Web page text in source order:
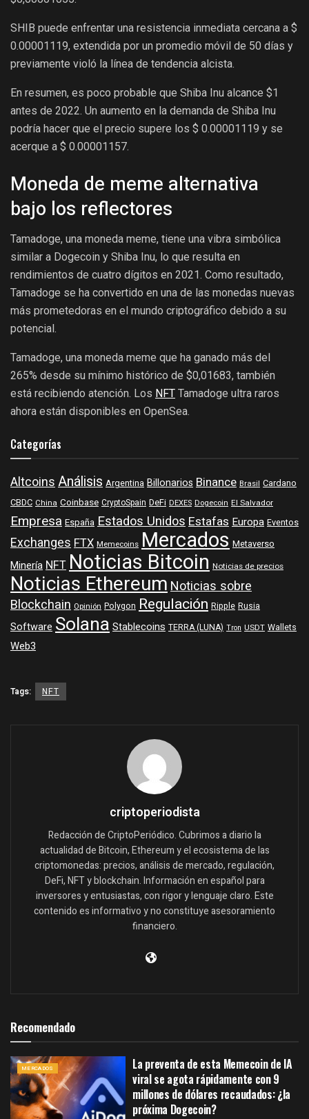
SHIB puede enfrentar una resistencia inmediata cercana a $
0.00001119, extendida por un promedio móvil de 50 días y
previamente violó la línea de tendencia alcista.
En resumen, es poco probable que Shiba Inu alcance $1
antes de 2022. Un aumento en la demanda de Shiba Inu
podría hacer que el precio supere los $ 0.00001119 y se
acerque a $ 0.00001157.
Moneda de meme alternativa
bajo los reflectores
Tamadoge, una moneda meme, tiene una vibra simbólica
similar a Dogecoin y Shiba Inu, lo que resulta en
rendimientos de cuatro dígitos en 2021. Como resultado,
Tamadoge se ha convertido en una de las monedas nuevas
más prometedoras en el mundo criptográfico debido a su
potencial.
Tamadoge, una moneda meme que ha ganado más del
265% desde su mínimo histórico de $0,01683, también
está recibiendo atención. Los NFT Tamadoge ultra raros
ahora están disponibles en OpenSea.
Categorías
AltcoinsAnálisis Argentina BillonariosBinance Brasil Cardano
CBDC China Coinbase CryptoSpain DeFi DEXES Dogecoin El Salvador
Empresa España Estados UnidosEstafasEuropa Eventos
ExchangesFTX Memecoins Mercados Metaverso
MineríaNFTNoticias Bitcoin Noticias de precios
Noticias EthereumNoticias sobre
Blockchain Opinión Polygon Regulación Ripple Rusia
SoftwareSolanaStablecoins TERRA (LUNA) Tron USDT Wallets
Web3
Tags: NFT
criptoperiodista
Redacción de CriptoPeriódico. Cubrimos a diario la
actualidad de Bitcoin, Ethereum y el ecosistema de las
criptomonedas: precios, análisis de mercado, regulación,
DeFi, NFT y blockchain. Información en español para
inversores y entusiastas, con rigor y lenguaje claro. Este
contenido es informativo y no constituye asesoramiento
financiero.
Recomendado
MERCADOS
La preventa de esta Memecoin de IA
viral se agota rápidamente con 9
millones de dólares recaudados: ¿la
próxima Dogecoin?